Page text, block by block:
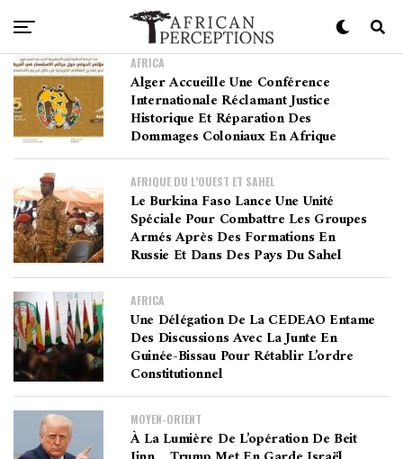
AFRICA
Alger Accueille Une Conférence
Internationale Réclamant Justice
Historique Et Réparation Des
Dommages Coloniaux En Afrique
AFRIQUE DU L’OUEST ET SAHEL
Le Burkina Faso Lance Une Unité
Spéciale Pour Combattre Les Groupes
Armés Après Des Formations En
Russie Et Dans Des Pays Du Sahel
AFRICA
Une Délégation De La CEDEAO Entame
Des Discussions Avec La Junte En
Guinée-Bissau Pour Rétablir L’ordre
Constitutionnel
MOYEN-ORIENT
À La Lumière De L’opération De Beit